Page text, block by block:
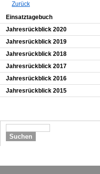
Zurück
Navigation überspringen
Einsatztagebuch
Jahresrückblick 2020
Jahresrückblick 2019
Jahresrückblick 2018
Jahresrückblick 2017
Jahresrückblick 2016
Jahresrückblick 2015
Suchen
überspringen